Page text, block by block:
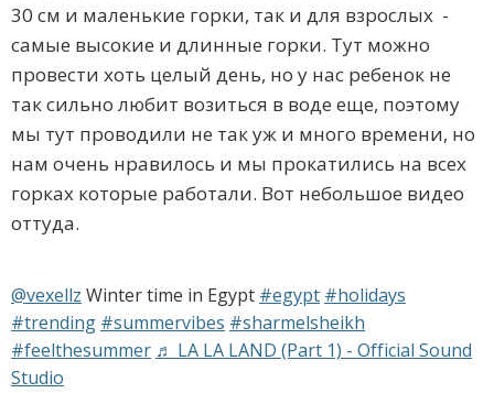
30 см и маленькие горки, так и для взрослых -
самые высокие и длинные горки. Тут можно
провести хоть целый день, но у нас ребенок не
так сильно любит возиться в воде еще, поэтому
мы тут проводили не так уж и много времени, но
нам очень нравилось и мы прокатились на всех
горках которые работали. Вот небольшое видео
оттуда.
@vexellz Winter time in Egypt #egypt #holidays
#trending #summervibes #sharmelsheikh
#feelthesummer ♬ LA LA LAND (Part 1) - Official Sound
Studio